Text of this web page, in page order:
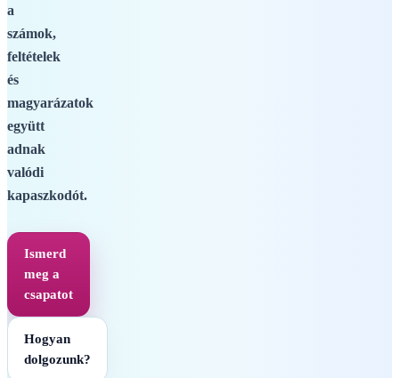
a
számok,
feltételek
és
magyarázatok
együtt
adnak
valódi
kapaszkodót.
Ismerd
meg a
csapatot
Hogyan
dolgozunk?